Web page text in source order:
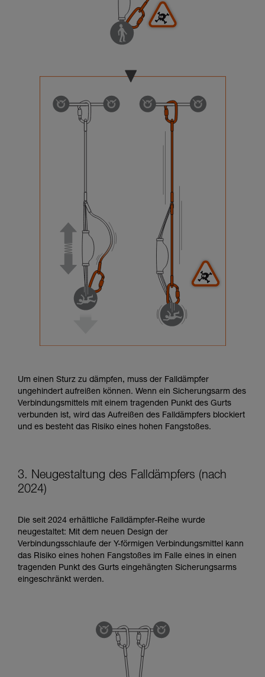
Um einen Sturz zu dämpfen, muss der Falldämpfer
ungehindert aufreißen können. Wenn ein Sicherungsarm des
Verbindungsmittels mit einem tragenden Punkt des Gurts
verbunden ist, wird das Aufreißen des Falldämpfers blockiert
und es besteht das Risiko eines hohen Fangstoßes.
3. Neugestaltung des Falldämpfers (nach
2024)
Die seit 2024 erhältliche Falldämpfer-Reihe wurde
neugestaltet: Mit dem neuen Design der
Verbindungsschlaufe der Y-förmigen Verbindungsmittel kann
das Risiko eines hohen Fangstoßes im Falle eines in einen
tragenden Punkt des Gurts eingehängten Sicherungsarms
eingeschränkt werden.